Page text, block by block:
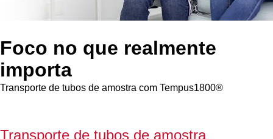
Foco no que realmente
importa
Transporte de tubos de amostra com Tempus1800®
Transporte de tubos de amostra